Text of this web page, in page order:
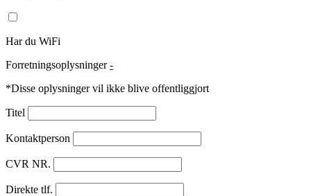
Har du WiFi
Forretningsoplysninger -
*Disse oplysninger vil ikke blive offentliggjort
Titel
Kontaktperson
CVR NR.
Direkte tlf.